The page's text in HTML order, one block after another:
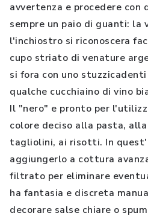
avvertenza e procedere con
sempre un paio di guanti:
l'inchiostro si riconoscera
cupo striato di venature
si fora con uno
qualche cucchiaino di vino
Il "nero" e pronto per
colore deciso alla pasta,
tagliolini, ai risotti. In
aggiungerlo a cottura
filtrato per eliminare
ha fantasia e discreta
decorare salse chiare o